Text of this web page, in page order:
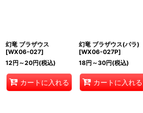
幻竜 ブラザウス
[WX06-027]
12円 ～20円(税込)
カートに入れる
幻竜 ブラザウス(パラ)
[WX06-027P]
18円 ～30円(税込)
カートに入れる